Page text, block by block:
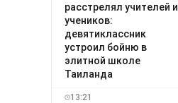
расстрелял учителей и
учеников:
девятиклассник
устроил бойню в
элитной школе
Таиланда
13:21